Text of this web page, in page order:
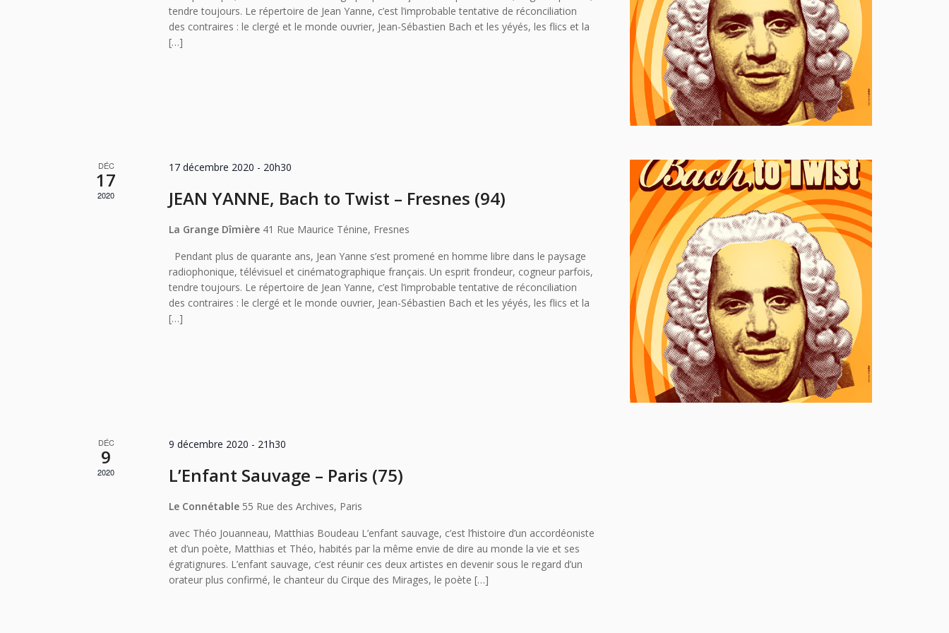
tendre toujours. Le répertoire de Jean Yanne, c’est l’improbable tentative de réconciliation
des contraires : le clergé et le monde ouvrier, Jean-Sébastien Bach et les yéyés, les flics et la
[…]
DÉC
17
2020
17 décembre 2020 - 20h30
JEAN YANNE, Bach to Twist – Fresnes (94)
La Grange Dîmière 41 Rue Maurice Ténine, Fresnes
Pendant plus de quarante ans, Jean Yanne s’est promené en homme libre dans le paysage
radiophonique, télévisuel et cinématographique français. Un esprit frondeur, cogneur parfois,
tendre toujours. Le répertoire de Jean Yanne, c’est l’improbable tentative de réconciliation
des contraires : le clergé et le monde ouvrier, Jean-Sébastien Bach et les yéyés, les flics et la
[…]
DÉC
9
2020
9 décembre 2020 - 21h30
L’Enfant Sauvage – Paris (75)
Le Connétable 55 Rue des Archives, Paris
avec Théo Jouanneau, Matthias Boudeau L’enfant sauvage, c’est l’histoire d’un accordéoniste
et d’un poète, Matthias et Théo, habités par la même envie de dire au monde la vie et ses
égratignures. L’enfant sauvage, c’est réunir ces deux artistes en devenir sous le regard d’un
orateur plus confirmé, le chanteur du Cirque des Mirages, le poète […]